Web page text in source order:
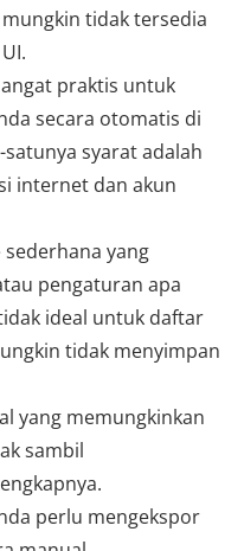
tidak tersedia
praktis untuk
secara otomatis di
syarat adalah
internet dan akun
yang
pengaturan apa
ideal untuk daftar
tidak menyimpan
yang memungkinkan
sambil
perlu mengekspor